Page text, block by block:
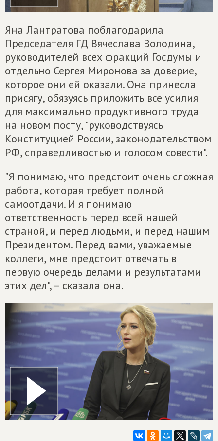
Яна Лантратова поблагодарила
Председателя ГД Вячеслава Володина,
руководителей всех фракций Госдумы и
отдельно Сергея Миронова за доверие,
которое они ей оказали. Она принесла
присягу, обязуясь приложить все усилия
для максимально продуктивного труда
на новом посту, "руководствуясь
Конституцией России, законодательством
РФ, справедливостью и голосом совести".
"Я понимаю, что предстоит очень сложная
работа, которая требует полной
самоотдачи. И я понимаю
ответственность перед всей нашей
страной, и перед людьми, и перед нашим
Президентом. Перед вами, уважаемые
коллеги, мне предстоит отвечать в
первую очередь делами и результатами
этих дел", – сказала она.